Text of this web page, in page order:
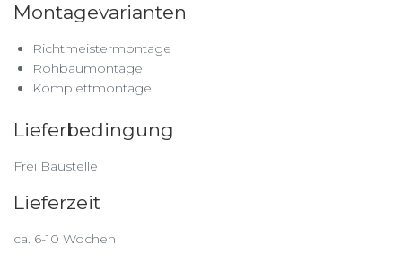
Montagevarianten
Richtmeistermontage
Rohbaumontage
Komplettmontage
Lieferbedingung
Frei Baustelle
Lieferzeit
ca. 6-10 Wochen